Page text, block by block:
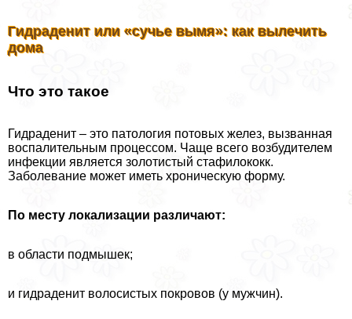
Гидраденит или «сучье вымя»: как вылечить
дома
Что это такое
Гидраденит – это патология потовых желез, вызванная
воспалительным процессом. Чаще всего возбудителем
инфекции является золотистый стафилококк.
Заболевание может иметь хроническую форму.
По месту локализации различают:
в области подмышек;
и гидраденит волосистых покровов (у мужчин).